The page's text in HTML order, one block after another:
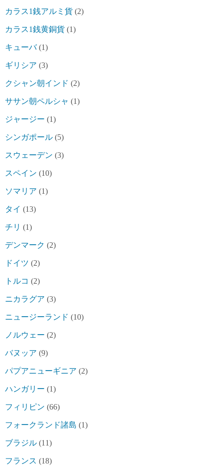
カラス1銭アルミ貨 (2)
カラス1銭黄銅貨 (1)
キューバ(1)
ギリシア (3)
クシャン朝インド (2)
ササン朝ペルシャ (1)
ジャージー (1)
シンガポール (5)
スウェーデン (3)
スペイン (10)
ソマリア (1)
タイ (13)
チリ (1)
デンマーク (2)
ドイツ (2)
トルコ (2)
ニカラグア (3)
ニュージーランド (10)
ノルウェー (2)
バヌッア (9)
パプアニューギニア (2)
ハンガリー (1)
フィリピン (66)
フォークランド諸島 (1)
ブラジル (11)
フランス (18)